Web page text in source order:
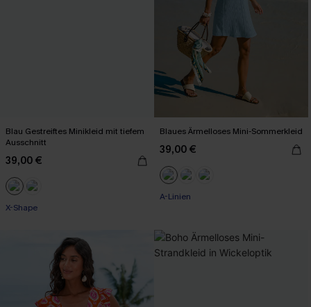
Blau Gestreiftes Minikleid mit tiefem
Ausschnitt
39,00 €
X-Shape
Blaues Ärmelloses Mini-Sommerkleid
39,00 €
A-Linien